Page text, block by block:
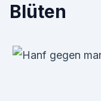
Blüten